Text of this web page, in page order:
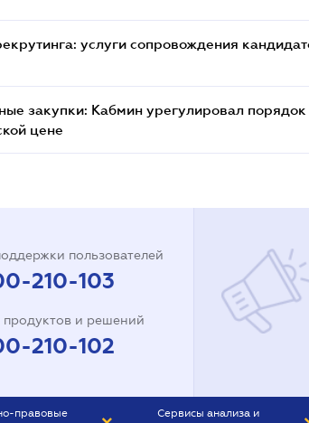
услуги сопровождения
закупки: Кабмин урегулировал
цене
пользователей
210-103
и решений
210-102
правовые
Сервисы анализа и